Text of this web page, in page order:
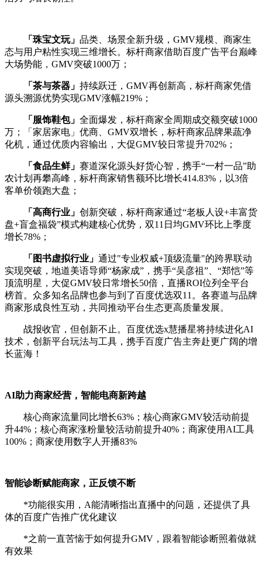
「珠宝文玩」 品类、场景全新升级，GMV规模、商家生
态与用户粘性实现三维增长。标杆商家借助百度广告平台巅峰
大场势能，GMV突破1000万；
「茶与茶器」 持续跃迁，GMV再创新高，标杆商家凭借
源头溯源优势实现GMV涨幅219%；
「服饰鞋包」 全面爆发，标杆商家全周期成交额突破1000
万；「家居家电」优商、GMV双增长，标杆商家品牌果蔬净
化机，通过优质内容输出，大促GMV较日常提升702%；
「食品生鲜」 赛道深化源头好货心智，携手“一村一品”助
农计划再攀高峰，标杆商家销售额环比增长414.83%，以3倍
客单价领跑大盘；
「高商行业」 创新突破，标杆商家通过“老板人设+丰富货
盘+盲盒福袋”模式构建核心优势，双11日均GMV环比上季度
增长78%；
「图书虚拟⾏业」 通过"专业权威+顶级流量"的跨界联动
实现突破，地道美语导师“杨家成”，携⼿“吴彦祖”、“郑恺”等
顶流明星，大促GMV较日常增长50倍，直播ROI位列全平台
榜首。众多知名品牌也参与到了百度优选双11。各赛道与品牌
商家形成良性互动，共同推动平台生态更高质量发展。
战报收官，但创新不止。百度优选x慧播星将持续进化AI
技术，创新平台玩法与工具，携手百度广告主奔赴更广阔的增
长蓝海！
AI助力商家经营，智能电商新跨越
核心商家流量同比增长63%；核心商家GMV较活动前提
升44%；核心商家涨粉量较活动前提升40%；商家使用AI工具
100%；商家使用数字人开播83%
智能诊断赋能商家，正反馈不断
*功能很实用，A能清晰指出直播中的问题，还提供了具
体的百度广告推广优化建议
*之前一直苦恼于如何提升GMV，跟着智能诊断照着做就
有效果